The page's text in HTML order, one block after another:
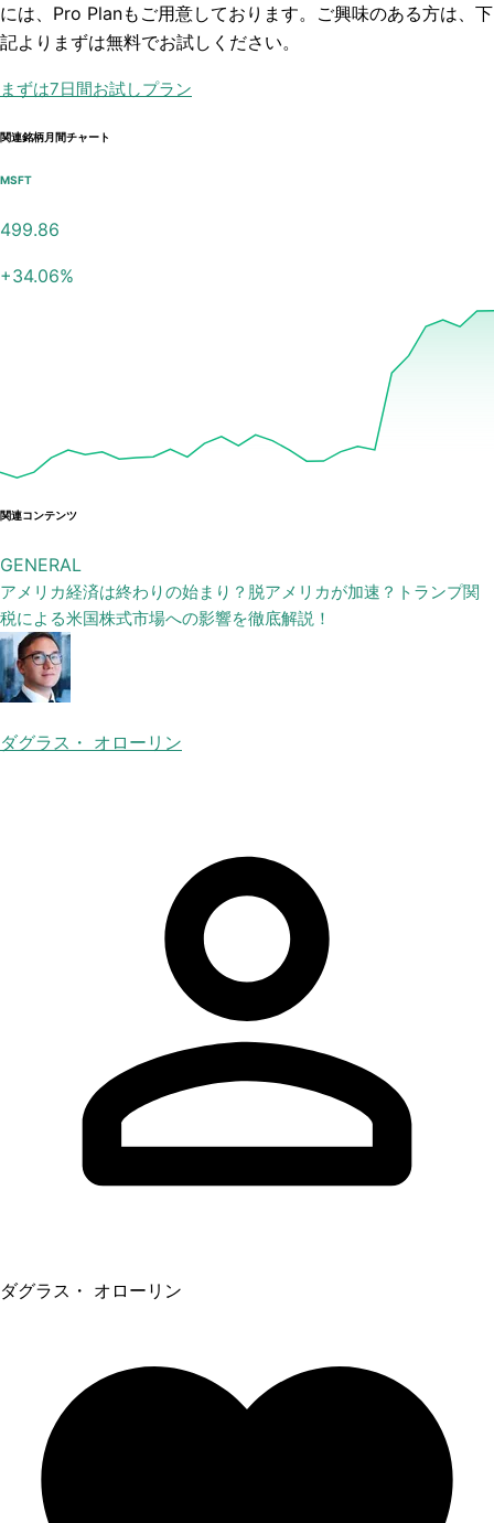
には、Pro Planもご用意しております。ご興味のある方は、下
記よりまずは無料でお試しください。
まずは7日間お試しプラン
関連銘柄月間チャート
MSFT
499.86
+34.06%
関連コンテンツ
GENERAL
アメリカ経済は終わりの始まり？脱アメリカが加速？トランプ関
税による米国株式市場への影響を徹底解説！
ダグラス・ オローリン
ダグラス・ オローリン